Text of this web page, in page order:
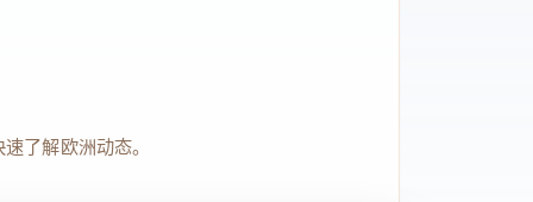
了解欧洲动态。